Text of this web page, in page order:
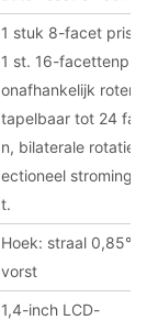
1 stuk 8-facet prisma
1 st. 16-
onafhankelijk
tapelbaar tot 24
n, bilaterale rotatie,
ectioneel
t.
Hoek: straal 0,85°;
vorst
1,4-inch LCD-